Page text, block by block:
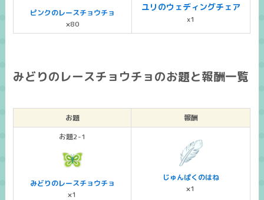
ピンクのレースチョウチョ
×80
ユリのウェディングチェア
x1
みどりのレースチョウチョのお題と報酬一覧
お題
報酬
お題2-1
みどりのレースチョウチョ
×1
じゅんぱくのはね
×1